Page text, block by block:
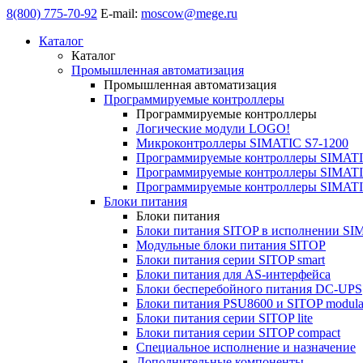
8(800) 775-70-92 E-mail: moscow@mege.ru
Каталог
Каталог
Промышленная автоматизация
Промышленная автоматизация
Программируемые контроллеры
Программируемые контроллеры
Логические модули LOGO!
Микроконтроллеры SIMATIC S7-1200
Программируемые контроллеры
Программируемые контроллеры
Программируемые контроллеры
Блоки питания
Блоки питания
Блоки питания SITOP в исполнении
Модульные блоки питания SITOP
Блоки питания серии SITOP smart
Блоки питания для AS-интерфейса
Блоки бесперебойного питания DC-UPS
Блоки питания PSU8600 и SITOP
Блоки питания серии SITOP lite
Блоки питания серии SITOP compact
Специальное исполнение и назначение